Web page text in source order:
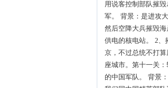
用说客控制部队摧
军。 背景：是进攻
然后空降大兵摧毁
供电的核电站。 2、
京，不过总统不打
座城市。第十一关
的中国军队。 背景